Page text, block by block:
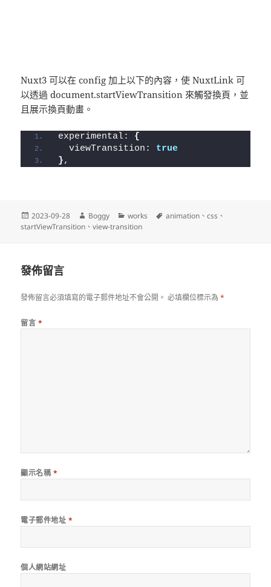
Nuxt3 可以在 config 加上以下的內容，使 NuxtLink 可
以透過 document.startViewTransition 來觸發換頁，並
且展示換頁動畫。
experimental: {
  viewTransition:
true
},
發
佈
2023-09-28
作
者
Boggy
分
類
works
標
animation 、css 、
startViewTransition 、view-transition
發佈留言
發佈留言必須填寫的電子郵件地址不會公開。 必填欄位標示為*
留言 *
顯示名稱 *
電子郵件地址 *
個人網站網址